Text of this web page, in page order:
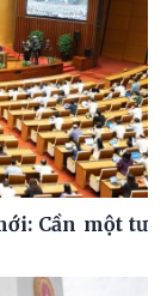
Cần một tư